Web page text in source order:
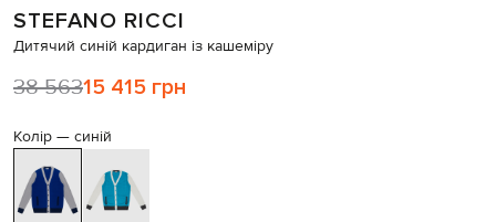
STEFANO RICCI
Дитячий синій кардиган із кашеміру
38 56315 415 грн
Колір — синій